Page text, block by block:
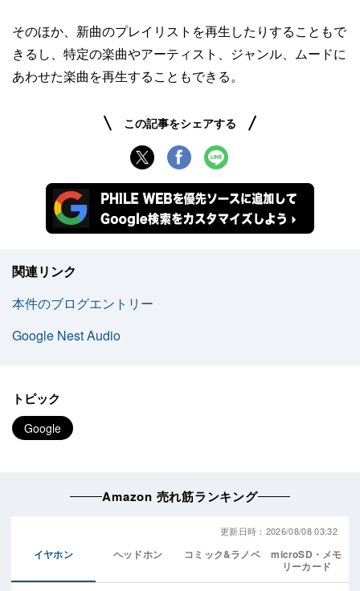
そのほか、新曲のプレイリストを再生したりすることもで
きるし、特定の楽曲やアーティスト、ジャンル、ムードに
あわせた楽曲を再生することもできる。
この記事をシェアする
関連リンク
本件のブログエントリー
Google Nest Audio
トピック
Google